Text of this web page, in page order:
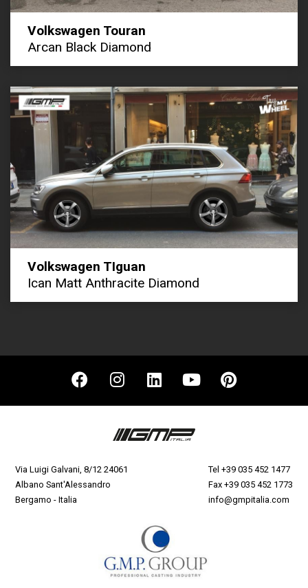
Volkswagen Touran
Arcan Black Diamond
Volkswagen TIguan
Ican Matt Anthracite Diamond
Via Luigi Galvani, 8/12 24061
Albano Sant'Alessandro
Bergamo - Italia
Tel +39 035 452 1477
Fax +39 035 452 1773
info@gmpitalia.com